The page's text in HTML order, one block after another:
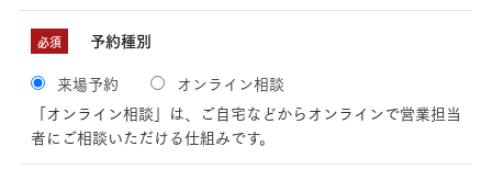
必須 予約種別
来場予約
オンライン相談
「オンライン相談」は、ご自宅などからオンラインで営業担当
者にご相談いただける仕組みです。